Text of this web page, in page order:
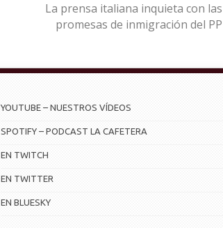
La prensa italiana inquieta con las
promesas de inmigración del PP
YOUTUBE – NUESTROS VÍDEOS
SPOTIFY – PODCAST LA CAFETERA
EN TWITCH
EN TWITTER
EN BLUESKY